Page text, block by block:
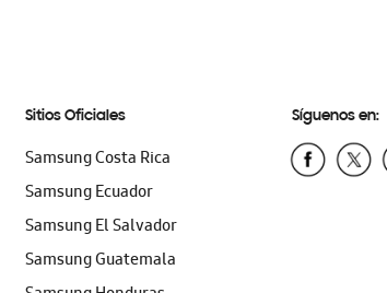
Sitios Oficiales
Samsung Costa Rica
Samsung Ecuador
Samsung El Salvador
Samsung Guatemala
Síguenos en: